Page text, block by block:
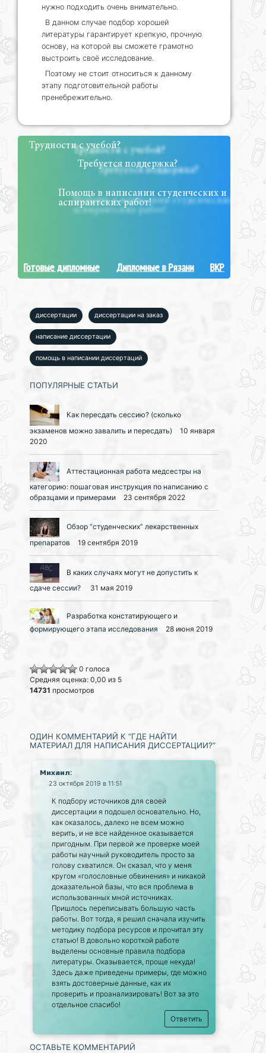
нужно подходить очень внимательно.
В данном случае подбор хорошей
литературы гарантирует крепкую, прочную
основу, на которой вы сможете грамотно
выстроить своё исследование.
Поэтому не стоит относиться к данному
этапу подготовительной работы
пренебрежительно.
Трудности с учебой?
Требуется поддержка?
Помощь в написании студенческих и
аспирантских работ!
Готовые дипломные Дипломные в Рязани ВКР
диссертации диссертации на заказ
написание диссертации
помощь в написании диссертаций
ПОПУЛЯРНЫЕ СТАТЬИ
Как пересдать сессию? (сколько
экзаменов можно завалить и пересдать)
10 января
2020
Аттестационная работа медсестры на
категорию: пошаговая инструкция по написанию с
образцами и примерами
23 сентября 2022
Обзор “студенческих” лекарственных
препаратов
19 сентября 2019
В каких случаях могут не допустить к
сдаче сессии?
31 мая 2019
Разработка констатирующего и
формирующего этапа исследования
28 июня 2019
0 голоса
Средняя оценка: 0,00 из 5
14731 просмотров
ОДИН КОММЕНТАРИЙ К “ГДЕ НАЙТИ
МАТЕРИАЛ ДЛЯ НАПИСАНИЯ ДИССЕРТАЦИИ?”
Михаил:
23 октября 2019 в 11:51
К подбору источников для своей
диссертации я подошел основательно. Но,
как оказалось, далеко не всем можно
верить, и не все найденное оказывается
пригодным. При первой же проверке моей
работы научный руководитель просто за
голову схватился. Он сказал, что у меня
кругом «голословные обвинения» и никакой
доказательной базы, что вся проблема в
использованных мной источниках.
Пришлось переписывать большую часть
работы. Вот тогда, я решил сначала изучить
методику подбора ресурсов и прочитал эту
статью! В довольно короткой работе
выделены основные правила подбора
литературы. Оказывается, проще некуда!
Здесь даже приведены примеры, где можно
взять достоверные данные, как их
проверить и проанализировать! Вот за это
отдельное спасибо!
Ответить
ОСТАВЬТЕ КОММЕНТАРИЙ